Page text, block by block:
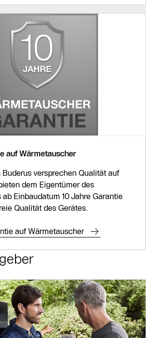
auf Wärmetauscher
Buderus versprechen Qualität auf
dem Eigentümer des
Einbaudatum 10 Jahre Garantie
Qualität des Gerätes.
auf Wärmetauscher